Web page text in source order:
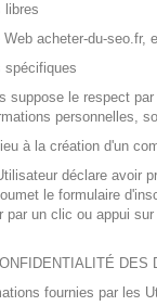
libres
acheter-du-seo.fr,
spécifiques
suppose le respect
personnelles,
à la création d'un
déclare avoir
le formulaire
par un clic ou appui
DES
fournies par les